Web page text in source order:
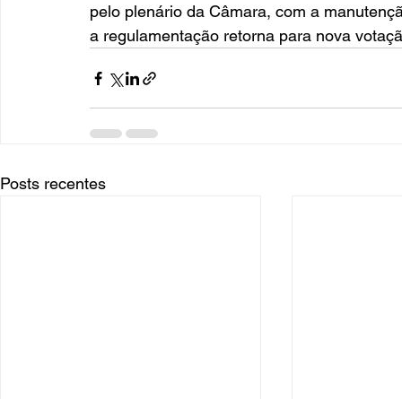
pelo plenário da Câmara, com a
a regulamentação retorna para nova
Posts recentes